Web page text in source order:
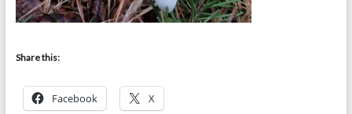
Share this:
Facebook X